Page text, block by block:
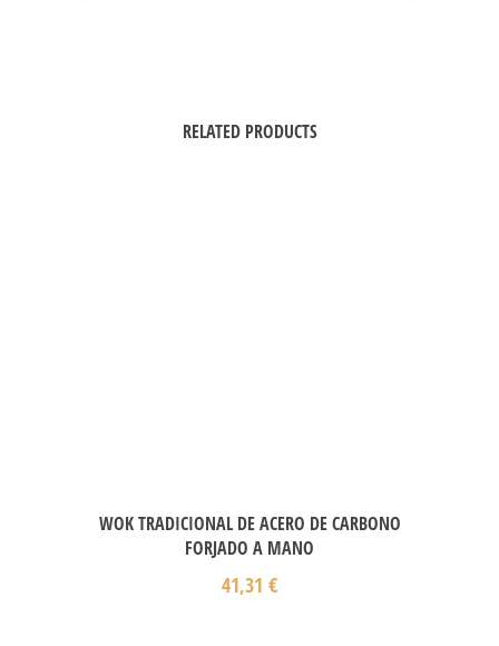
RELATED PRODUCTS
WOK TRADICIONAL DE ACERO DE CARBONO
FORJADO A MANO
41,31 €